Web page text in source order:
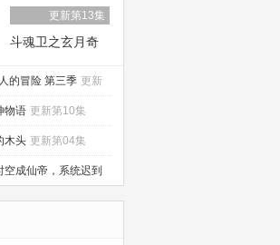
更新第13集
斗魂卫之玄月奇
的冒险 第三季 更新
物语 更新第10集
木头 更新第04集
空成仙帝，系统迟到
第17集